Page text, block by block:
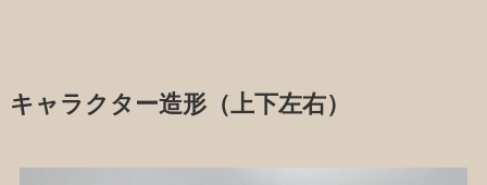
キャラクター造形（上下左右）